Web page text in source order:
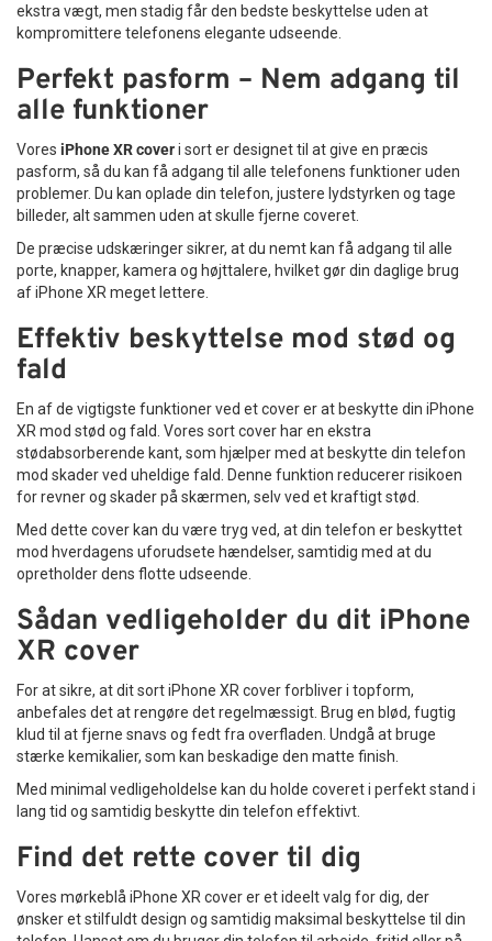
ekstra vægt, men stadig får den bedste beskyttelse uden at
kompromittere telefonens elegante udseende.
Perfekt pasform – Nem adgang til
alle funktioner
Vores iPhone XR coveri sort er designet til at give en præcis
pasform, så du kan få adgang til alle telefonens funktioner uden
problemer. Du kan oplade din telefon, justere lydstyrken og tage
billeder, alt sammen uden at skulle fjerne coveret.
De præcise udskæringer sikrer, at du nemt kan få adgang til alle
porte, knapper, kamera og højttalere, hvilket gør din daglige brug
af iPhone XR meget lettere.
Effektiv beskyttelse mod stød og
fald
En af de vigtigste funktioner ved et cover er at beskytte din iPhone
XR mod stød og fald. Vores sort cover har en ekstra
stødabsorberende kant, som hjælper med at beskytte din telefon
mod skader ved uheldige fald. Denne funktion reducerer risikoen
for revner og skader på skærmen, selv ved et kraftigt stød.
Med dette cover kan du være tryg ved, at din telefon er beskyttet
mod hverdagens uforudsete hændelser, samtidig med at du
opretholder dens flotte udseende.
Sådan vedligeholder du dit iPhone
XR cover
For at sikre, at dit sort iPhone XR cover forbliver i topform,
anbefales det at rengøre det regelmæssigt. Brug en blød, fugtig
klud til at fjerne snavs og fedt fra overfladen. Undgå at bruge
stærke kemikalier, som kan beskadige den matte finish.
Med minimal vedligeholdelse kan du holde coveret i perfekt stand i
lang tid og samtidig beskytte din telefon effektivt.
Find det rette cover til dig
Vores mørkeblå iPhone XR cover er et ideelt valg for dig, der
ønsker et stilfuldt design og samtidig maksimal beskyttelse til din